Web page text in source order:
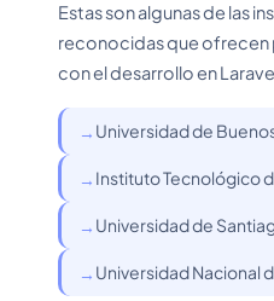
Estas son algunas de las
reconocidas que
con el desarrollo en
Universidad de
Instituto Tecnológico
Universidad de
Universidad Nacional